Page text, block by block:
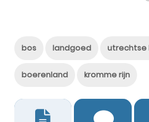
bos landgoed utrechtse
boerenland kromme rijn